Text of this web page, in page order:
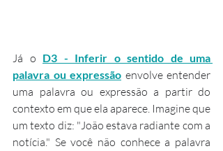
Já o D3 - Inferir o sentido de uma
palavra ou expressão envolve entender
uma palavra ou expressão a partir do
contexto em que ela aparece. Imagine que
um texto diz: "João estava radiante com a
notícia." Se você não conhece a palavra